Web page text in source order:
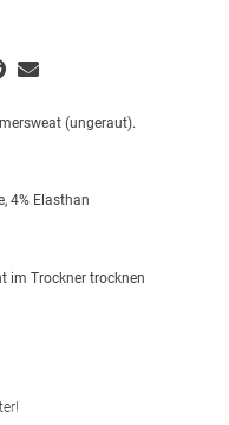
(ungeraut).
4% Elasthan
im Trockner trocknen